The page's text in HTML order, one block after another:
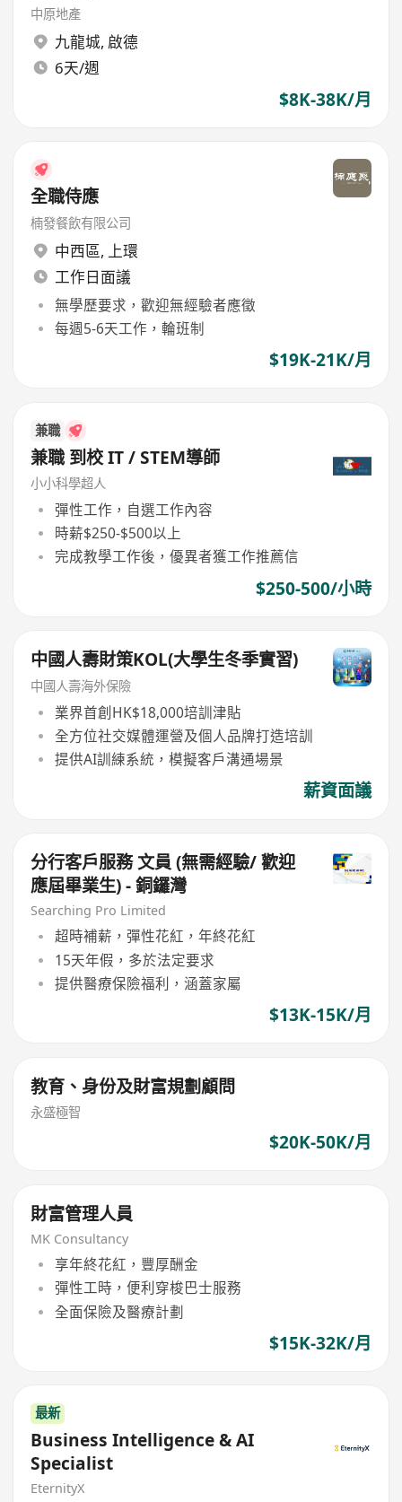
中原地產
九龍城, 啟德
6天/週
$8K-38K/月
全職侍應
楠發餐飲有限公司
中西區, 上環
工作日面議
無學歷要求，歡迎無經驗者應徵
每週5-6天工作，輪班制
$19K-21K/月
兼職
兼職 到校 IT / STEM導師
小小科學超人
彈性工作，自選工作內容
時薪$250-$500以上
完成教學工作後，優異者獲工作推薦信
$250-500/小時
中國人壽財策KOL(大學生冬季實習)
中國人壽海外保險
業界首創HK$18,000培訓津貼
全方位社交媒體運營及個人品牌打造培訓
提供AI訓練系統，模擬客戶溝通場景
薪資面議
分行客戶服務 文員 (無需經驗/ 歡迎
應屆畢業生) - 銅鑼灣
Searching Pro Limited
超時補薪，彈性花紅，年終花紅
15天年假，多於法定要求
提供醫療保險福利，涵蓋家屬
$13K-15K/月
教育、身份及財富規劃顧問
永盛極智
$20K-50K/月
財富管理人員
MK Consultancy
享年終花紅，豐厚酬金
彈性工時，便利穿梭巴士服務
全面保險及醫療計劃
$15K-32K/月
最新
Business Intelligence & AI
Specialist
EternityX